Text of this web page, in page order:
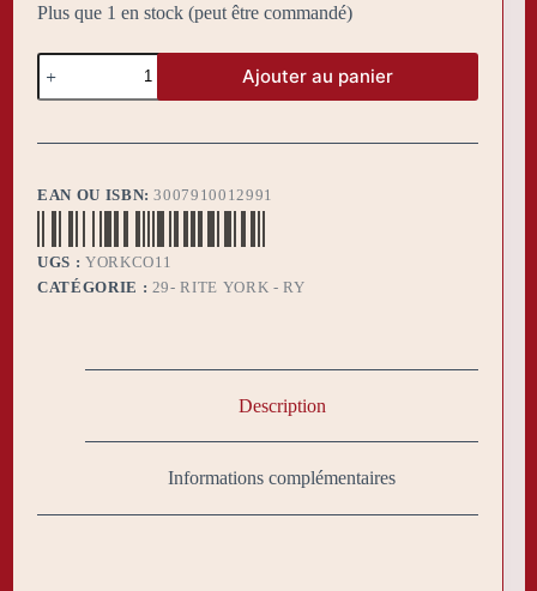
Plus que 1 en stock (peut être commandé)
quantité
de
Bijoux
Collège
principaux
Ajouter au panier
EAN OU ISBN:3007910012991
UGS : YORKCO11
CATÉGORIE : 29- RITE YORK - RY
Description
Informations complémentaires